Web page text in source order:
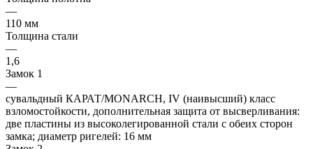
—
110 мм
Толщина стали
—
1,6
Замок 1
—
сувальдный КАРАТ/MONARCH, IV (наивысший) класс
взломостойкости, дополнительная защита от высверливания:
две пластины из высоколегированной стали с обеих сторон
замка; диаметр ригелей: 16 мм